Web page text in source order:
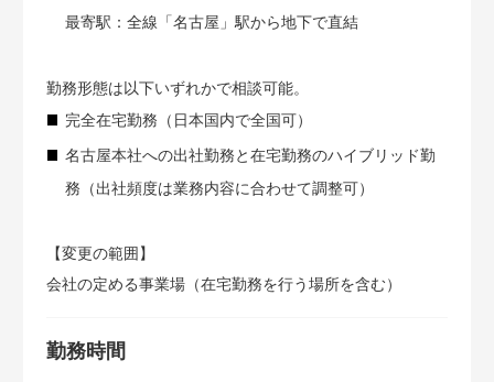
最寄駅：全線「名古屋」駅から地下で直結
勤務形態は以下いずれかで相談可能。
完全在宅勤務（日本国内で全国可）
名古屋本社への出社勤務と在宅勤務のハイブリッド勤
務（出社頻度は業務内容に合わせて調整可）
【変更の範囲】
会社の定める事業場（在宅勤務を行う場所を含む）
勤務時間